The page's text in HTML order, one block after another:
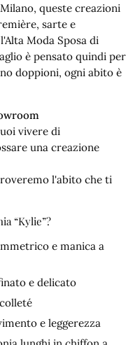
queste creazioni
sarte e
Moda Sposa di
è pensato quindi per
doppioni, ogni abito è
vivere di
una creazione
l'abito che ti
“Kylie”?
e manica a
e delicato
e leggerezza